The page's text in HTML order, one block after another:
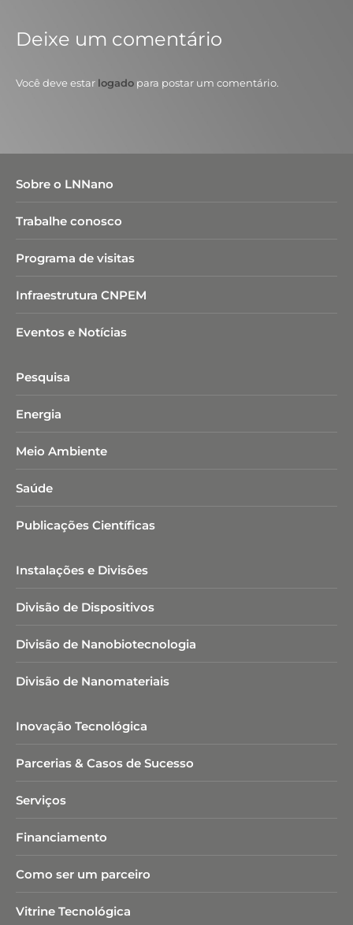
Deixe um comentário
Você deve estar logado para postar um comentário.
Sobre o LNNano
Trabalhe conosco
Programa de visitas
Infraestrutura CNPEM
Eventos e Notícias
Pesquisa
Energia
Meio Ambiente
Saúde
Publicações Científicas
Instalações e Divisões
Divisão de Dispositivos
Divisão de Nanobiotecnologia​
Divisão de Nanomateriais
Inovação Tecnológica
Parcerias & Casos de Sucesso
Serviços
Financiamento
Como ser um parceiro
Vitrine Tecnológica